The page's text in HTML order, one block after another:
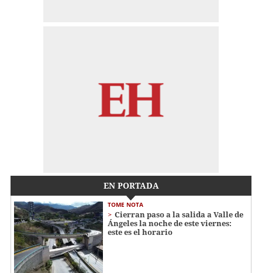
EN PORTADA
TOME NOTA
Cierran paso a la salida a Valle de
Ángeles la noche de este viernes:
este es el horario